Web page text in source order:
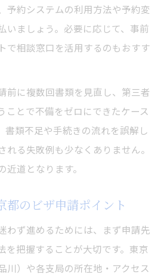
京入国管理局を訪れるコツ
い合わせ先の活用術
役立つ東京都の相談窓口案内
東京都相談窓口の賢い使い方
局の問い合わせ先の見つけ方
予約システムの利用方法や予約変
いましょう。必要に応じて、事前
で相談窓口を活用するのもおすす
前に複数回書類を見直し、第三者
ことで不備をゼロにできたケース
書類不足や手続きの流れを誤解し
れる失敗例も少なくありません。
道となります。
都のビザ申請ポイント
わず進めるためには、まず申請先
を把握することが大切です。東京
川）や各支局の所在地・アクセス